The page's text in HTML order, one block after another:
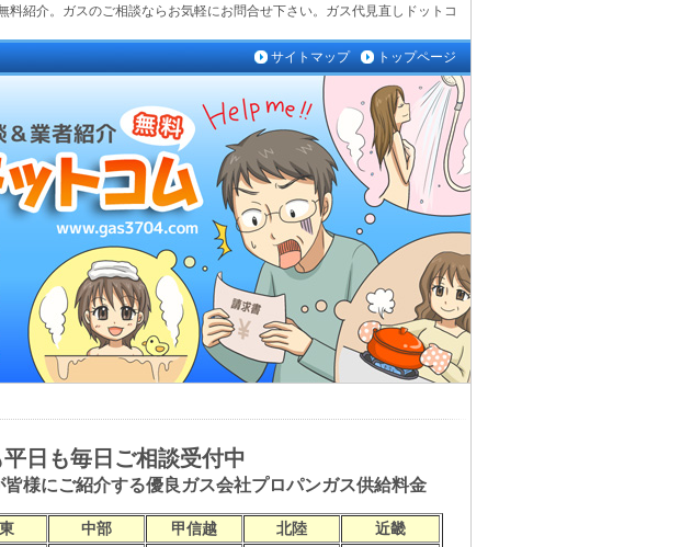
紹介。ガスのご相談ならお気軽にお問合せ下さい。ガス代見直しドットコ
サイトマップ
トップページ
日も毎日ご相談受付中
皆様にご紹介する優良ガス会社プロパンガス供給料金
中部 甲信越 北陸
近畿